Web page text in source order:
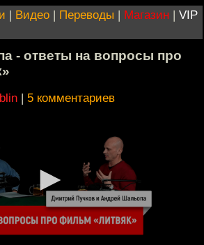
| Видео | Переводы | Магазин | VIP
- ответы на вопросы про
| 5 комментариев